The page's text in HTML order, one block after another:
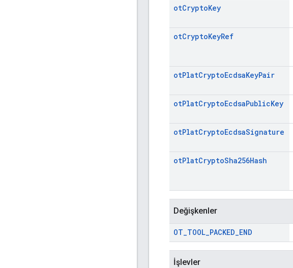
otCryptoKey
otCryptoKeyRef
otPlatCryptoEcdsaKeyPair
otPlatCryptoEcdsaPublicKey
otPlatCryptoEcdsaSignature
otPlatCryptoSha256Hash
Değişkenler
OT_TOOL_PACKED_END
İşlevler